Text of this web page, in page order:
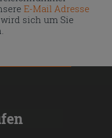
E-Mail Adresse
wird sich um Sie